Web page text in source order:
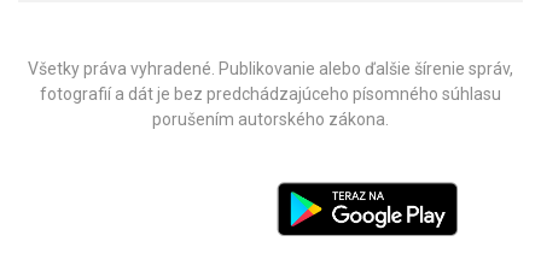
Všetky práva vyhradené. Publikovanie alebo ďalšie šírenie správ,
fotografií a dát je bez predchádzajúceho písomného súhlasu
porušením autorského zákona.